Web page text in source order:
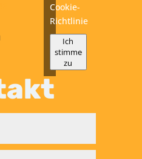
Cookie-
Richtlinie
Ich
stimme
zu